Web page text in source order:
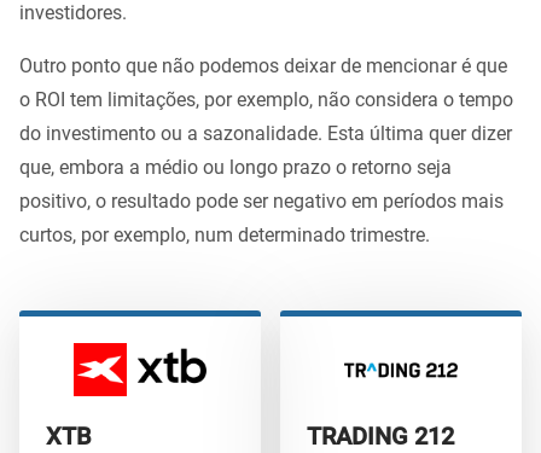
investidores.
Outro ponto que não podemos deixar de mencionar é que
o ROI tem limitações, por exemplo, não considera o tempo
do investimento ou a sazonalidade. Esta última quer dizer
que, embora a médio ou longo prazo o retorno seja
positivo, o resultado pode ser negativo em períodos mais
curtos, por exemplo, num determinado trimestre.
XTB TRADING 212